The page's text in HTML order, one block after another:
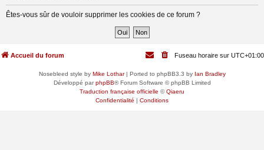
Êtes-vous sûr de vouloir supprimer les cookies de ce forum ?
Accueil du forum Fuseau horaire sur UTC+01:00
Nosebleed style by Mike Lothar| Ported to phpBB3.3 by Ian Bradley
Développé parphpBB® Forum Software © phpBB Limited
Traduction française officielle ©Qiaeru
Confidentialité | Conditions